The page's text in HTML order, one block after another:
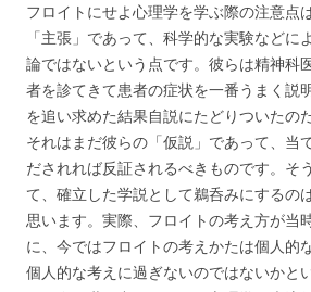
フロイトにせよ心理学を学ぶ際の注意点
「主張」であって、科学的な実験などに
論ではないという点です。彼らは精神科
者を診てきて患者の症状を一番うまく説
を追い求めた結果自説にたどりついたの
それはまだ彼らの「仮説」であって、当
だされれば反証されるべきものです。そ
て、確立した学説として鵜呑みにするの
思います。実際、フロイトの考え方が当
に、今ではフロイトの考えかたは個人的
個人的な考えに過ぎないのではないかと